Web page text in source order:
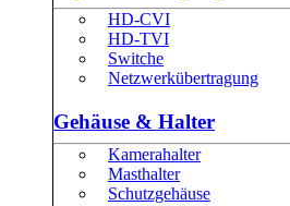
HD-CVI
HD-TVI
Switche
Netzwerkübertragung
Gehäuse & Halter
Kamerahalter
Masthalter
Schutzgehäuse